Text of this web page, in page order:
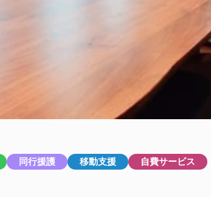
同行援護 移動支援
自費サービス